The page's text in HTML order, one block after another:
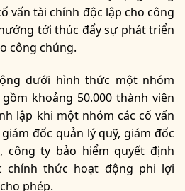
vấn tài chính độc lập cho công
tới thúc đẩy sự phát triển
công chúng.
dưới hình thức một nhóm
khoảng 50.000 thành viên
lập khi một nhóm các cố vấn
đốc quản lý quỹ, giám đốc
công ty bảo hiểm quyết định
thức hoạt động phi lợi
phép.